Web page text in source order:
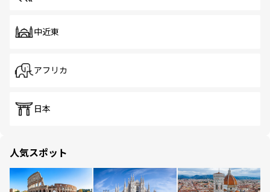
中近東
アフリカ
日本
人気スポット